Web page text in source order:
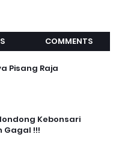
COMMENTS
Pisang Raja
Kebonsari
Gagal !!!